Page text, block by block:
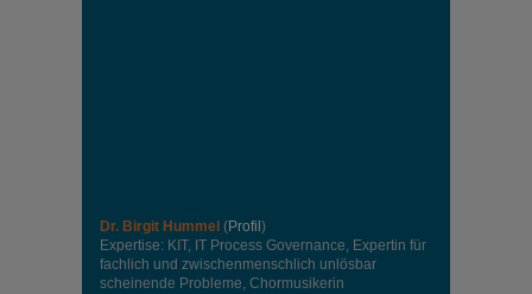
Dr. Birgit Hummel (Profil )
Expertise: KIT, IT Process Governance, Expertin für
fachlich und zwischenmenschlich unlösbar
scheinende Probleme, Chormusikerin